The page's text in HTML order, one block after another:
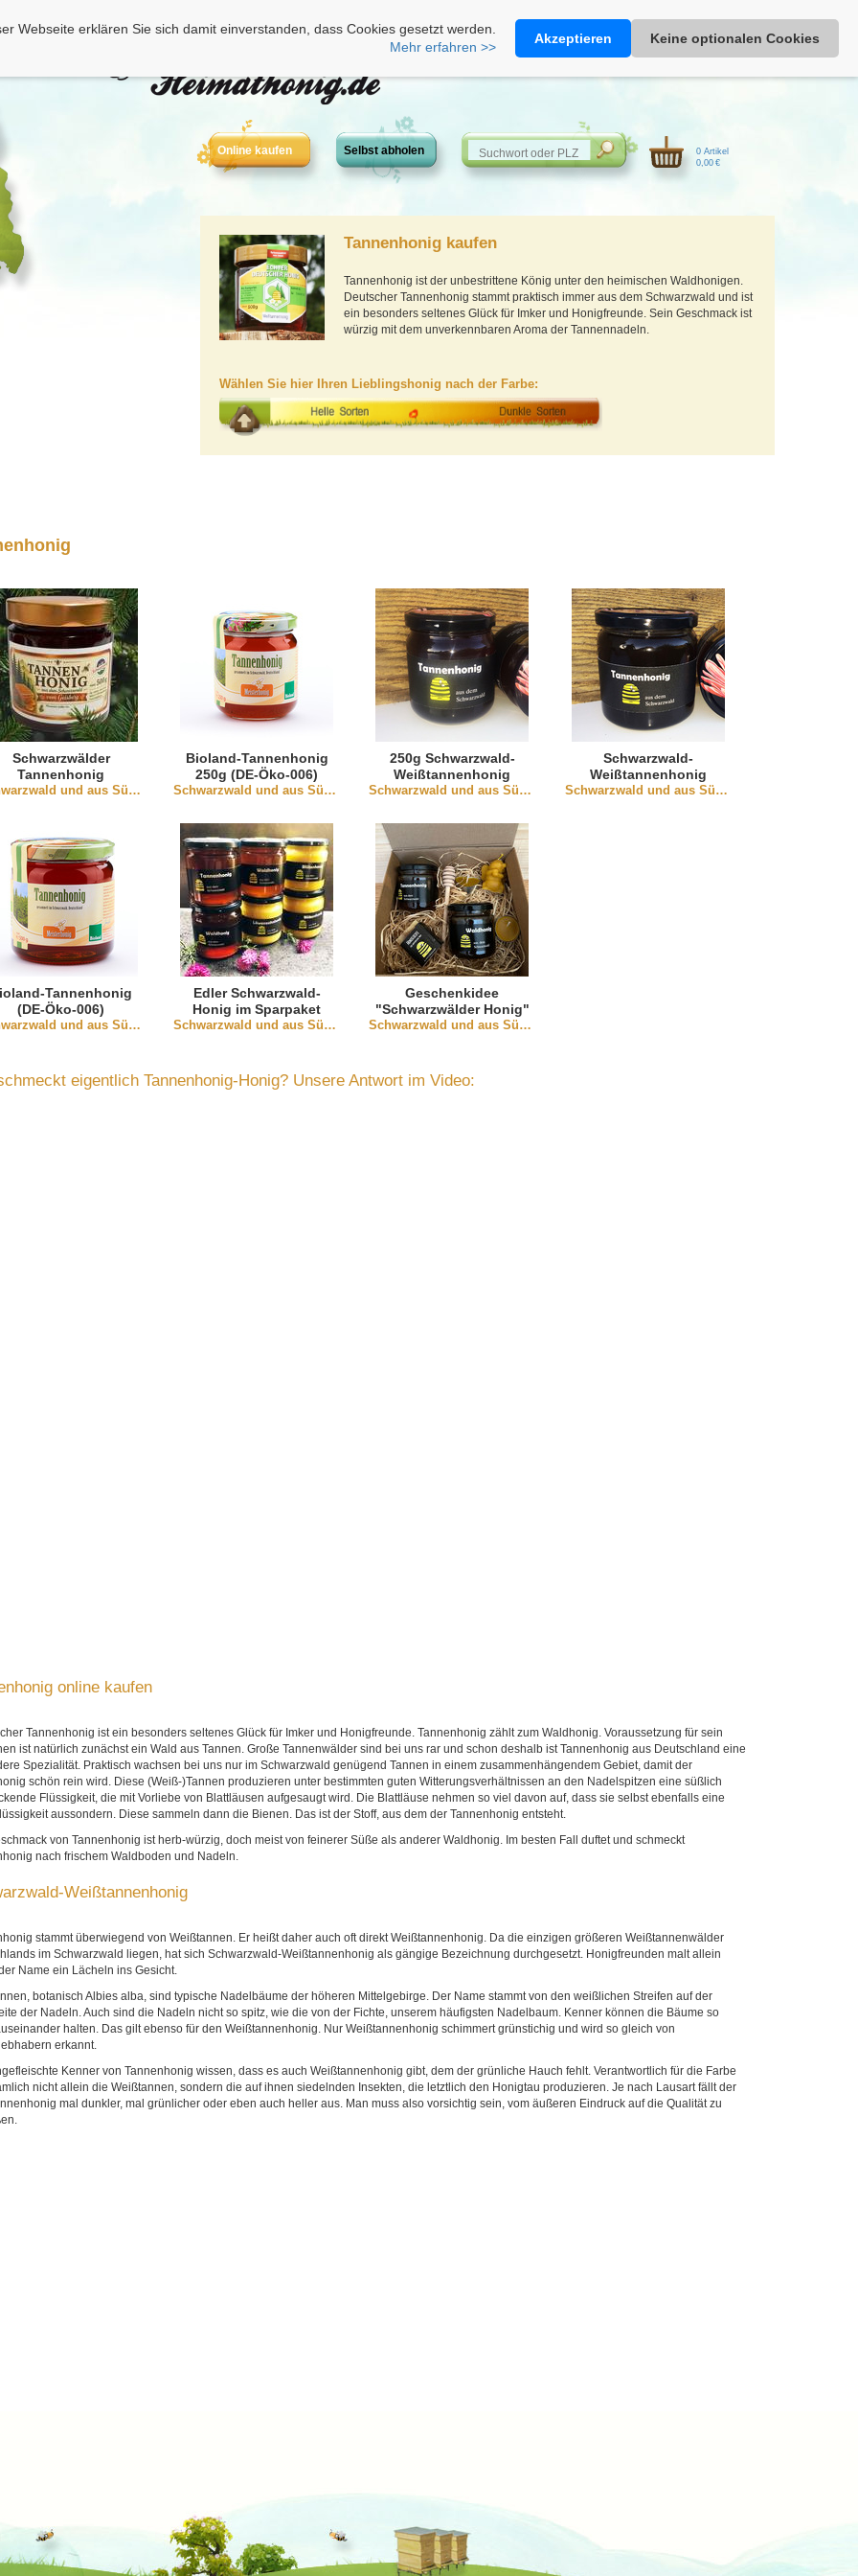
Heimathonig auf Facebook|Kunden-Login|Warenkorb
Webseite erklären Sie sich damit einverstanden, dass Cookies gesetzt werden.
Mehr erfahren >>
Akzeptieren Keine optionalen Cookies
Online kaufen Selbst abholen
0 Artikel
0,00 €
Tannenhonig kaufen
Tannenhonig ist der unbestrittene König unter den heimischen Waldhonigen.
Deutscher Tannenhonig stammt praktisch immer aus dem Schwarzwald und ist
ein besonders seltenes Glück für Imker und Honigfreunde. Sein Geschmack ist
würzig mit dem unverkennbaren Aroma der Tannennadeln.
Wählen Sie hier Ihren Lieblingshonig nach der Farbe:
Schwarzwälder
Tannenhonig
Schwarzwald und aus Südbaden
Bioland-Tannenhonig
250g (DE-Öko-006)
Schwarzwald und aus Südbaden
250g Schwarzwald-
Weißtannenhonig
Schwarzwald und aus Südbaden
Schwarzwald-
Weißtannenhonig
Schwarzwald und aus Südbaden
Tannenhonig
(DE-Öko-006)
Schwarzwald und aus Südbaden
Edler Schwarzwald-
Honig im Sparpaket
Schwarzwald und aus Südbaden
Geschenkidee
"Schwarzwälder Honig"
Schwarzwald und aus Südbaden
eigentlich Tannenhonig-Honig? Unsere Antwort im Video:
online kaufen
Tannenhonig ist ein besonders seltenes Glück für Imker und Honigfreunde. Tannenhonig zählt zum Waldhonig. Voraussetzung für sein
ist natürlich zunächst ein Wald aus Tannen. Große Tannenwälder sind bei uns rar und schon deshalb ist Tannenhonig aus Deutschland eine
Spezialität. Praktisch wachsen bei uns nur im Schwarzwald genügend Tannen in einem zusammenhängendem Gebiet, damit der
schön rein wird. Diese (Weiß-)Tannen produzieren unter bestimmten guten Witterungsverhältnissen an den Nadelspitzen eine süßlich
Flüssigkeit, die mit Vorliebe von Blattläusen aufgesaugt wird. Die Blattläuse nehmen so viel davon auf, dass sie selbst ebenfalls eine
aussondern. Diese sammeln dann die Bienen. Das ist der Stoff, aus dem der Tannenhonig entsteht.
von Tannenhonig ist herb-würzig, doch meist von feinerer Süße als anderer Waldhonig. Im besten Fall duftet und schmeckt
nach frischem Waldboden und Nadeln.
Weißtannenhonig
stammt überwiegend von Weißtannen. Er heißt daher auch oft direkt Weißtannenhonig. Da die einzigen größeren Weißtannenwälder
im Schwarzwald liegen, hat sich Schwarzwald-Weißtannenhonig als gängige Bezeichnung durchgesetzt. Honigfreunden malt allein
Name ein Lächeln ins Gesicht.
botanisch Albies alba, sind typische Nadelbäume der höheren Mittelgebirge. Der Name stammt von den weißlichen Streifen auf der
der Nadeln. Auch sind die Nadeln nicht so spitz, wie die von der Fichte, unserem häufigsten Nadelbaum. Kenner können die Bäume so
halten. Das gilt ebenso für den Weißtannenhonig. Nur Weißtannenhonig schimmert grünstichig und wird so gleich von
erkannt.
Kenner von Tannenhonig wissen, dass es auch Weißtannenhonig gibt, dem der grünliche Hauch fehlt. Verantwortlich für die Farbe
nicht allein die Weißtannen, sondern die auf ihnen siedelnden Insekten, die letztlich den Honigtau produzieren. Je nach Lausart fällt der
mal dunkler, mal grünlicher oder eben auch heller aus. Man muss also vorsichtig sein, vom äußeren Eindruck auf die Qualität zu